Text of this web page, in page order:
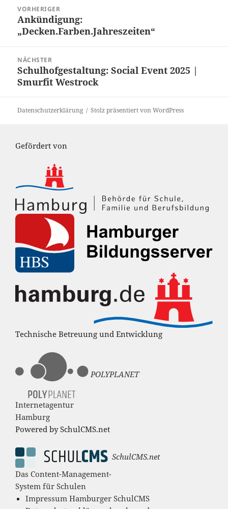
VORHERIGER
Vorheriger
Beitrag:
Ankündigung:
„Decken.Farben.Jahreszeiten“
NÄCHSTER
Nächster
Beitrag:
Schulhofgestaltung: Social Event 2025 |
Smurfit Westrock
Datenschutzerklärung Stolz präsentiert von WordPress
Gefördert von
Technische Betreuung und Entwicklung
POLYPLANET
Internetagentur
Hamburg
Powered by SchulCMS.net
SchulCMS.net
Das Content-Management-
System für Schulen
Impressum Hamburger SchulCMS